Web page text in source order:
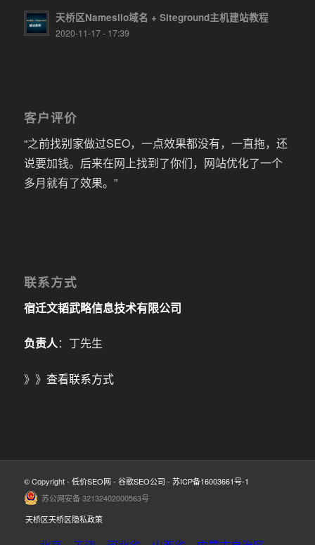
天桥区Namesilo域名 + Siteground主机建站教程
2020-11-17 - 17:39
客户评价
“之前找别家做过SEO，一点效果都没有，一直拖，还
说要加钱。后来在网上找到了你们，网站优化了一个
多月就有了效果。”
联系方式
宿迁文韬武略信息技术有限公司
负责人：丁先生
》》 查看联系方式
© Copyright - 低价SEO网 - 谷歌SEO公司 - 苏ICP备16003661号-1
苏公网安备 32132402000563号
天桥区天桥区隐私政策